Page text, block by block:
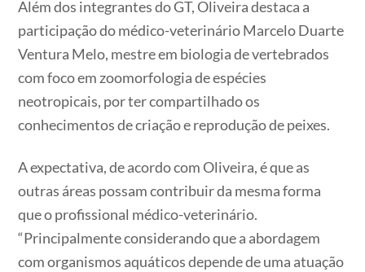
Além dos integrantes do GT, Oliveira destaca a
participação do médico-veterinário Marcelo Duarte
Ventura Melo, mestre em biologia de vertebrados
com foco em zoomorfologia de espécies
neotropicais, por ter compartilhado os
conhecimentos de criação e reprodução de peixes.
A expectativa, de acordo com Oliveira, é que as
outras áreas possam contribuir da mesma forma
que o profissional médico-veterinário.
“Principalmente considerando que a abordagem
com organismos aquáticos depende de uma atuação